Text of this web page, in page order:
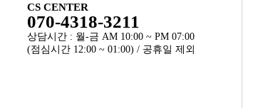
CS CENTER
070-4318-3211
상담시간 : 월-금 AM 10:00 ~ PM 07:00
(점심시간 12:00 ~ 01:00) / 공휴일 제외